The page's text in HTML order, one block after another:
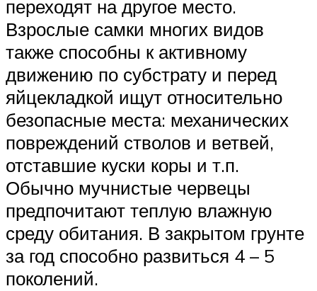
переходят на другое место.
Взрослые самки многих видов
также способны к активному
движению по субстрату и перед
яйцекладкой ищут относительно
безопасные места: механических
повреждений стволов и ветвей,
отставшие куски коры и т.п.
Обычно мучнистые червецы
предпочитают теплую влажную
среду обитания. В закрытом грунте
за год способно развиться 4 – 5
поколений.